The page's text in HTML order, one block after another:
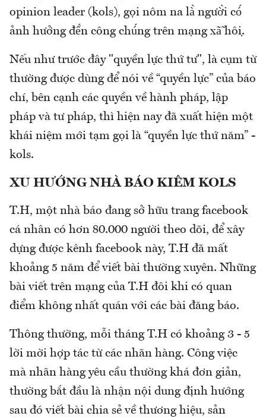
opinion leader (kols), gọi nôm na là̀ ngườ̀i có́
ảnh hưởng đế́n công chú́ng trên mạng xã̃ hội.
Nếu như trước đây "quyền lực thứ tư", là cụm từ
thường được dùng để nói về “quyền lực” của báo
chí, bên cạnh các quyền về hành pháp, lập
pháp và tư pháp, thì hiện nay đã xuất hiện một
khái niệm mới tạm gọi là “quyền lực thứ năm” -
kols.
XU HƯỚNG NHÀ BÁO KIÊM KOLS
T.H, một nhà báo đang sở hữu trang facebook
cá nhân có hơn 80.000 người theo dõi, để xây
dựng được kênh facebook này, T.H đã mất
khoảng 5 năm để viết bài thường xuyên. Những
bài viết trên mạng của T.H đôi khi có quan
điểm không nhất quán với các bài đăng báo.
Thông thường, mỗi tháng T.H có khoảng 3 - 5
lời mời hợp tác từ các nhãn hàng. Công việc
mà nhãn hàng yêu cầu thường khá đơn giản,
thường bắt đầu là nhận nội dung định hướng
sau đó viết bài chia sẻ về thương hiệu, sản